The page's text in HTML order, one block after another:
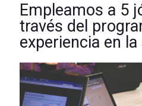
Empleamos a 5
través del
experiencia en